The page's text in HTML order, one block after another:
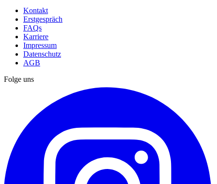
Kontakt
Erstgespräch
FAQs
Karriere
Impressum
Datenschutz
AGB
Folge uns